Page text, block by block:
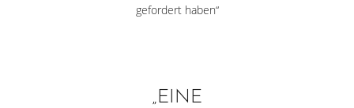
gefordert haben“
„EINE